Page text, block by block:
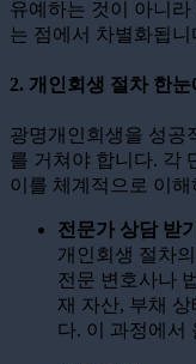
유예하는 것이 아니
는 점에서 차별화됩니
2. 개인회생 절차 한눈
광명개인회생을 성공
를 거쳐야 합니다. 각
이를 체계적으로 이
전문가 상담 받기
개인회생 절차
전문 변호사나
재 자산, 부채
다. 이 과정에서